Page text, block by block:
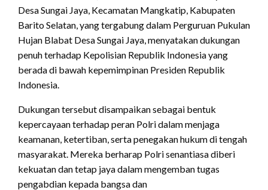
Desa Sungai Jaya, Kecamatan Mangkatip, Kabupaten
Barito Selatan, yang tergabung dalam Perguruan Pukulan
Hujan Blabat Desa Sungai Jaya, menyatakan dukungan
penuh terhadap Kepolisian Republik Indonesia yang
berada di bawah kepemimpinan Presiden Republik
Indonesia.
Dukungan tersebut disampaikan sebagai bentuk
kepercayaan terhadap peran Polri dalam menjaga
keamanan, ketertiban, serta penegakan hukum di tengah
masyarakat. Mereka berharap Polri senantiasa diberi
kekuatan dan tetap jaya dalam mengemban tugas
pengabdian kepada bangsa dan